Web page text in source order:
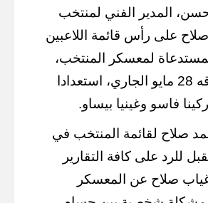
المدير الفني لمنتخب
على رأس قائمة اللاعبين
لمعسكر المنتخب،
المقرر انطلاقه 28 مايو الجاري، استعدادا
فاسو وغينيا بيساو.
صلاح لقائمة المنتخب في
للرد على كافة التقارير
صلاح عن المعسكر